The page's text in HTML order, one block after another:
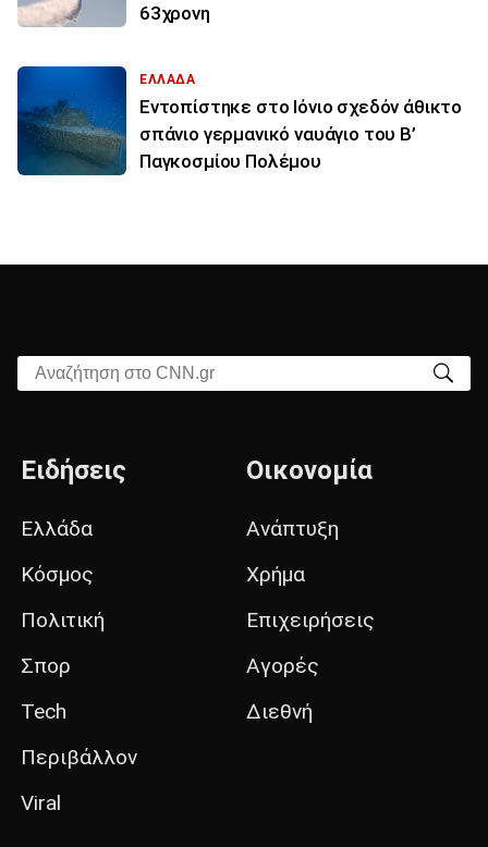
63χρονη
ΕΛΛΑΔΑ
Εντοπίστηκε στο Ιόνιο σχεδόν άθικτο
σπάνιο γερμανικό ναυάγιο του Β’
Παγκοσμίου Πολέμου
Αναζήτηση στο CNN.gr
Ειδήσεις
Ελλάδα
Κόσμος
Πολιτική
Σπορ
Tech
Περιβάλλον
Viral
Οικονομία
Ανάπτυξη
Χρήμα
Επιχειρήσεις
Αγορές
Διεθνή